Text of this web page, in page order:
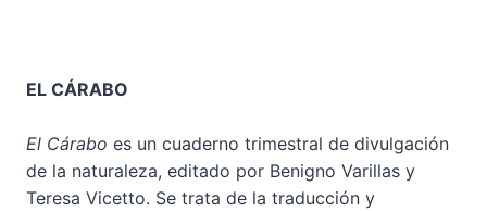
EL CÁRABO
El Cárabo es un cuaderno trimestral de divulgación
de la naturaleza, editado por Benigno Varillas y
Teresa Vicetto. Se trata de la traducción y